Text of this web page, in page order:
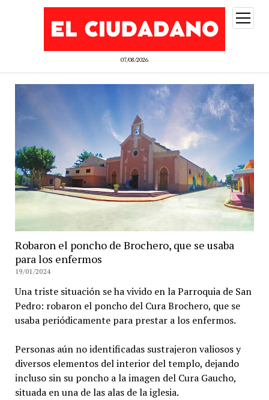
07/08/2026
abrir
menú
Robaron el poncho de Brochero, que se usaba
para los enfermos
19/01/2024
Una triste situación se ha vivido en la Parroquia de San
Pedro: robaron el poncho del Cura Brochero, que se
usaba periódicamente para prestar a los enfermos.
Personas aún no identificadas sustrajeron valiosos y
diversos elementos del interior del templo, dejando
incluso sin su poncho a la imagen del Cura Gaucho,
situada en una de las alas de la iglesia.